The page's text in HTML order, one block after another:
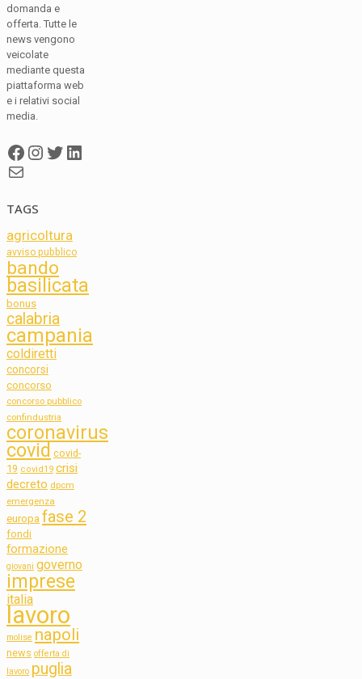
domanda e
offerta. Tutte le
news vengono
veicolate
mediante questa
piattaforma web
e i relativi social
media.
Facebook
Instagram
Twitter
LinkedIn
Mail
TAGS
agricoltura
avviso pubblico
bando
basilicata
bonus
calabria
campania
coldiretti
concorsi
concorso
concorso pubblico
confindustria
coronavirus
covid covid-
19 covid19 crisi
decreto dpcm
emergenza
europa fase 2
fondi
formazione
giovani governo
imprese
italia
lavoro
molise napoli
news offerta di
lavoro puglia